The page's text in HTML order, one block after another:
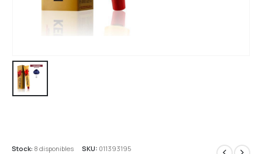
Stock: 8 disponibles SKU: 011393195